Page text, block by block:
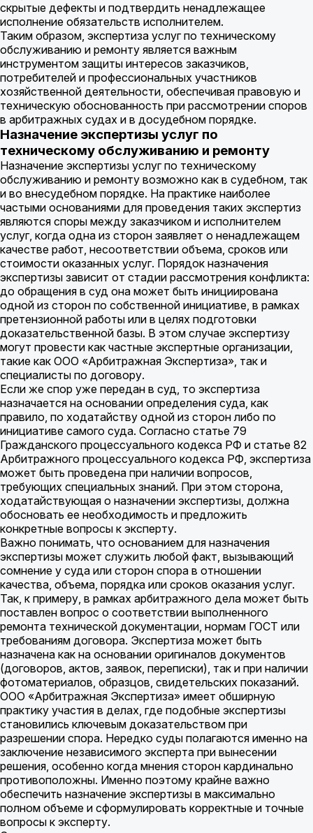
скрытые дефекты и подтвердить ненадлежащее
исполнение обязательств исполнителем.
Таким образом, экспертиза услуг по техническому
обслуживанию и ремонту является важным
инструментом защиты интересов заказчиков,
потребителей и профессиональных участников
хозяйственной деятельности, обеспечивая правовую и
техническую обоснованность при рассмотрении споров
в арбитражных судах и в досудебном порядке.
Назначение экспертизы услуг по
техническому обслуживанию и ремонту
Назначение экспертизы услуг по техническому
обслуживанию и ремонту возможно как в судебном, так
и во внесудебном порядке. На практике наиболее
частыми основаниями для проведения таких экспертиз
являются споры между заказчиком и исполнителем
услуг, когда одна из сторон заявляет о ненадлежащем
качестве работ, несоответствии объема, сроков или
стоимости оказанных услуг. Порядок назначения
экспертизы зависит от стадии рассмотрения конфликта:
до обращения в суд она может быть инициирована
одной из сторон по собственной инициативе, в рамках
претензионной работы или в целях подготовки
доказательственной базы. В этом случае экспертизу
могут провести как частные экспертные организации,
такие как ООО «Арбитражная Экспертиза», так и
специалисты по договору.
Если же спор уже передан в суд, то экспертиза
назначается на основании определения суда, как
правило, по ходатайству одной из сторон либо по
инициативе самого суда. Согласно статье 79
Гражданского процессуального кодекса РФ и статье 82
Арбитражного процессуального кодекса РФ, экспертиза
может быть проведена при наличии вопросов,
требующих специальных знаний. При этом сторона,
ходатайствующая о назначении экспертизы, должна
обосновать ее необходимость и предложить
конкретные вопросы к эксперту.
Важно понимать, что основанием для назначения
экспертизы может служить любой факт, вызывающий
сомнение у суда или сторон спора в отношении
качества, объема, порядка или сроков оказания услуг.
Так, к примеру, в рамках арбитражного дела может быть
поставлен вопрос о соответствии выполненного
ремонта технической документации, нормам ГОСТ или
требованиям договора. Экспертиза может быть
назначена как на основании оригиналов документов
(договоров, актов, заявок, переписки), так и при наличии
фотоматериалов, образцов, свидетельских показаний.
ООО «Арбитражная Экспертиза» имеет обширную
практику участия в делах, где подобные экспертизы
становились ключевым доказательством при
разрешении спора. Нередко суды полагаются именно на
заключение независимого эксперта при вынесении
решения, особенно когда мнения сторон кардинально
противоположны. Именно поэтому крайне важно
обеспечить назначение экспертизы в максимально
полном объеме и сформулировать корректные и точные
вопросы к эксперту.